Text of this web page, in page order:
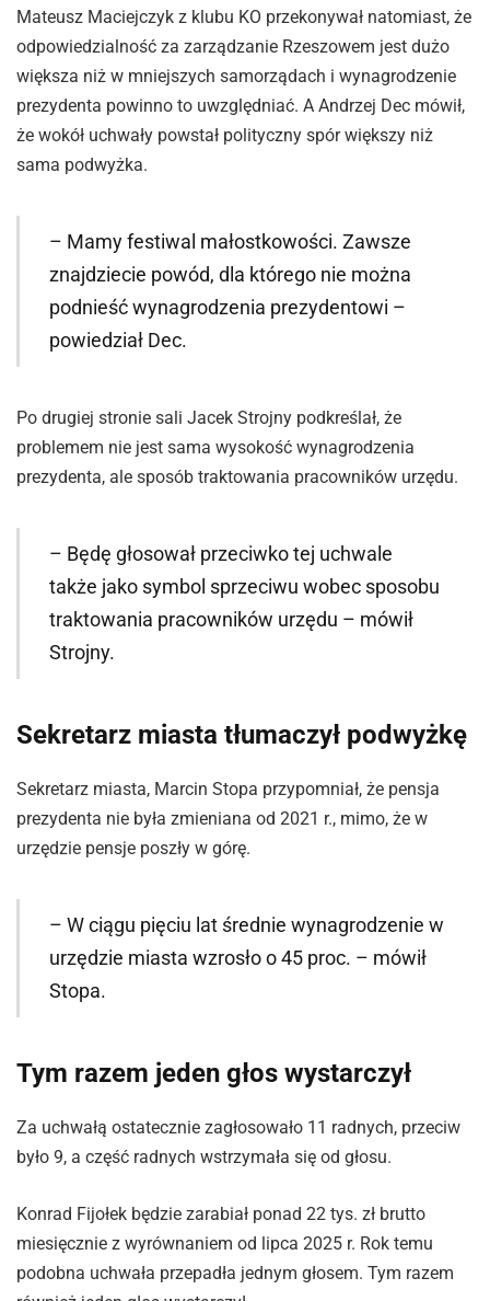
Mateusz Maciejczyk z klubu KO przekonywał natomiast, że
odpowiedzialność za zarządzanie Rzeszowem jest dużo
większa niż w mniejszych samorządach i wynagrodzenie
prezydenta powinno to uwzględniać. A Andrzej Dec mówił,
że wokół uchwały powstał polityczny spór większy niż
sama podwyżka.
– Mamy festiwal małostkowości. Zawsze
znajdziecie powód, dla którego nie można
podnieść wynagrodzenia prezydentowi –
powiedział Dec.
Po drugiej stronie sali Jacek Strojny podkreślał, że
problemem nie jest sama wysokość wynagrodzenia
prezydenta, ale sposób traktowania pracowników urzędu.
– Będę głosował przeciwko tej uchwale
także jako symbol sprzeciwu wobec sposobu
traktowania pracowników urzędu – mówił
Strojny.
Sekretarz miasta tłumaczył podwyżkę
Sekretarz miasta, Marcin Stopa przypomniał, że pensja
prezydenta nie była zmieniana od 2021 r., mimo, że w
urzędzie pensje poszły w górę.
– W ciągu pięciu lat średnie wynagrodzenie w
urzędzie miasta wzrosło o 45 proc. – mówił
Stopa.
Tym razem jeden głos wystarczył
Za uchwałą ostatecznie zagłosowało 11 radnych, przeciw
było 9, a część radnych wstrzymała się od głosu.
Konrad Fijołek będzie zarabiał ponad 22 tys. zł brutto
miesięcznie z wyrównaniem od lipca 2025 r. Rok temu
podobna uchwała przepadła jednym głosem. Tym razem